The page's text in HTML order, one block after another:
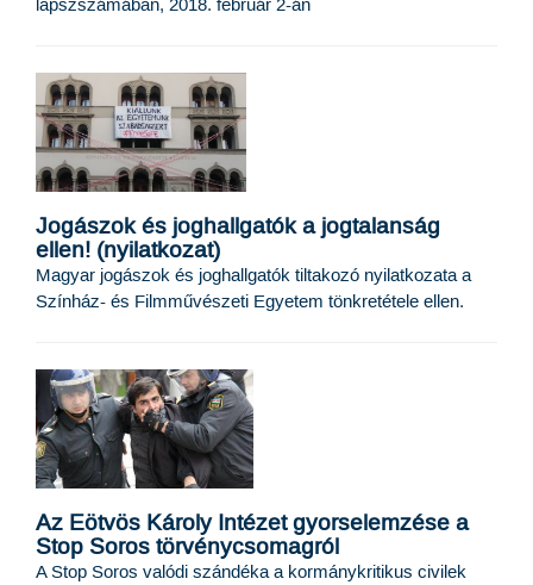
lapszszámában, 2018. február 2-án
Jogászok és joghallgatók a jogtalanság
ellen! (nyilatkozat)
Magyar jogászok és joghallgatók tiltakozó nyilatkozata a
Színház- és Filmművészeti Egyetem tönkretétele ellen.
Az Eötvös Károly Intézet gyorselemzése a
Stop Soros törvénycsomagról
A Stop Soros valódi szándéka a kormánykritikus civilek